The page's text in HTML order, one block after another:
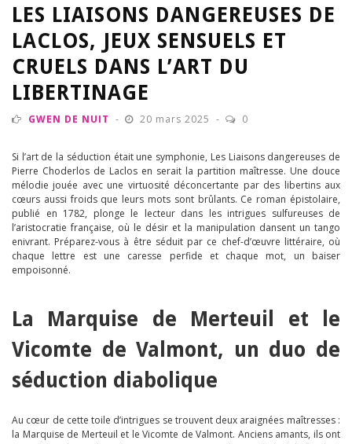
LES LIAISONS DANGEREUSES DE
LACLOS, JEUX SENSUELS ET
CRUELS DANS L’ART DU
LIBERTINAGE
GWEN DE NUIT 20 mars 2025 0
Si l’art de la séduction était une symphonie, Les Liaisons dangereuses de
Pierre Choderlos de Laclos en serait la partition maîtresse. Une douce
mélodie jouée avec une virtuosité déconcertante par des libertins aux
cœurs aussi froids que leurs mots sont brûlants. Ce roman épistolaire,
publié en 1782, plonge le lecteur dans les intrigues sulfureuses de
l’aristocratie française, où le désir et la manipulation dansent un tango
enivrant. Préparez-vous à être séduit par ce chef-d’œuvre littéraire, où
chaque lettre est une caresse perfide et chaque mot, un baiser
empoisonné.
La Marquise de Merteuil et le
Vicomte de Valmont, un duo de
séduction diabolique
Au cœur de cette toile d’intrigues se trouvent deux araignées maîtresses :
la Marquise de Merteuil et le Vicomte de Valmont. Anciens amants, ils ont